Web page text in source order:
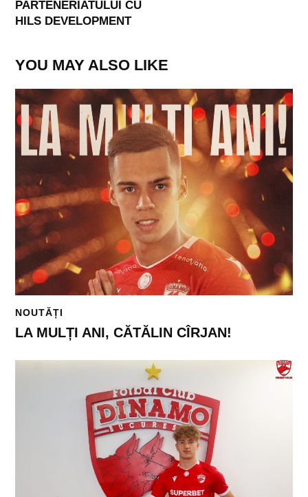
PARTENERIATULUI CU
HILS DEVELOPMENT
YOU MAY ALSO LIKE
NOUTĂȚI
LA MULȚI ANI, CĂTĂLIN CÎRJAN!